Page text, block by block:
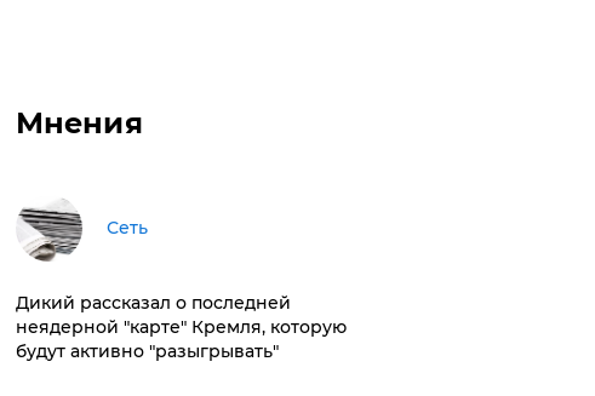
Мнения
Сеть
Дикий рассказал о последней
неядерной "карте" Кремля, которую
будут активно "разыгрывать"